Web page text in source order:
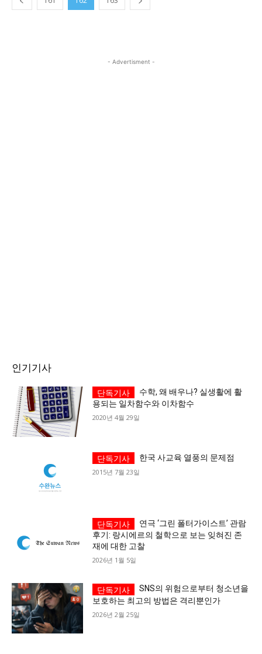
- Advertisment -
인기기사
수학, 왜 배우나? 실생활에 활
용되는 일차함수와 이차함수
2020년 4월 29일
한국 사교육 열풍의 문제점
2015년 7월 23일
연극 ‘그린 폴터가이스트’ 관람
후기: 랑시에르의 철학으로 보는 잊혀진 존
재에 대한 고찰
2026년 1월 5일
SNS의 위험으로부터 청소년을
보호하는 최고의 방법은 격리뿐인가
2026년 2월 25일